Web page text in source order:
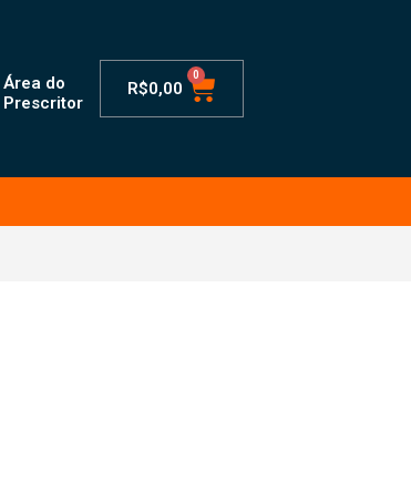
Área do
Prescritor
R$0,00